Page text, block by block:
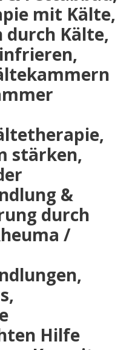
mit Kälte,
Kälte,
stärken,
&
durch
/
Hilfe